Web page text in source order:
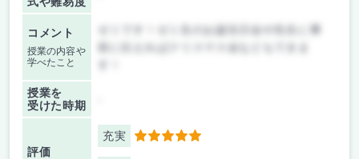
コメント
授業の内容や
学べたこと
ゼミです！ゼミ生のお誕生日会や先生に事
前に伝えればクリスマス会などもできま
授業を
受けた時期
評価
充実 5